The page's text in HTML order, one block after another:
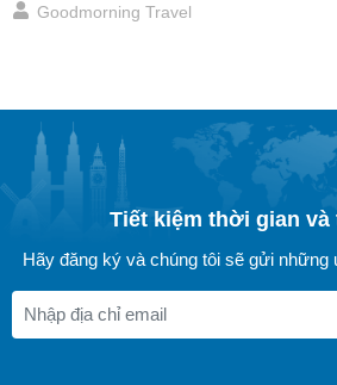
Goodmorning Travel
Tiết kiệm thời gian và
Hãy đăng ký và chúng tôi sẽ gửi những